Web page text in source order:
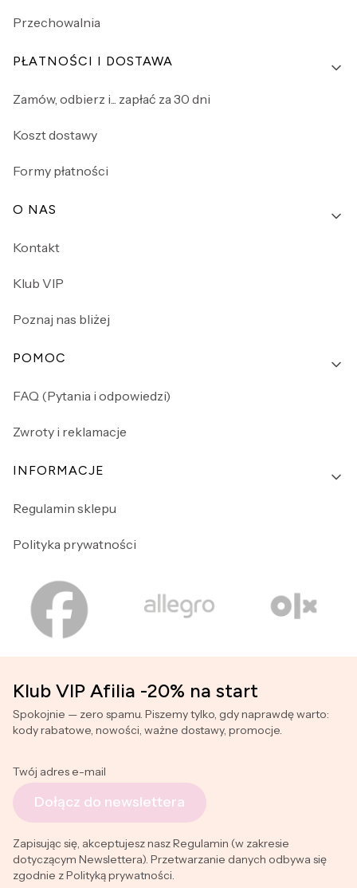
Przechowalnia
PŁATNOŚCI I DOSTAWA
Zamów, odbierz i... zapłać za 30 dni
Koszt dostawy
Formy płatności
O NAS
Kontakt
Klub VIP
Poznaj nas bliżej
POMOC
FAQ (Pytania i odpowiedzi)
Zwroty i reklamacje
INFORMACJE
Regulamin sklepu
Polityka prywatności
Klub VIP Afilia -20% na start
Spokojnie — zero spamu. Piszemy tylko, gdy naprawdę warto:
kody rabatowe, nowości, ważne dostawy, promocje.
Twój adres e-mail
Dołącz do newslettera
Zapisując się, akceptujesz nasz Regulamin (w zakresie
dotyczącym Newslettera). Przetwarzanie danych odbywa się
zgodnie z Polityką prywatności.